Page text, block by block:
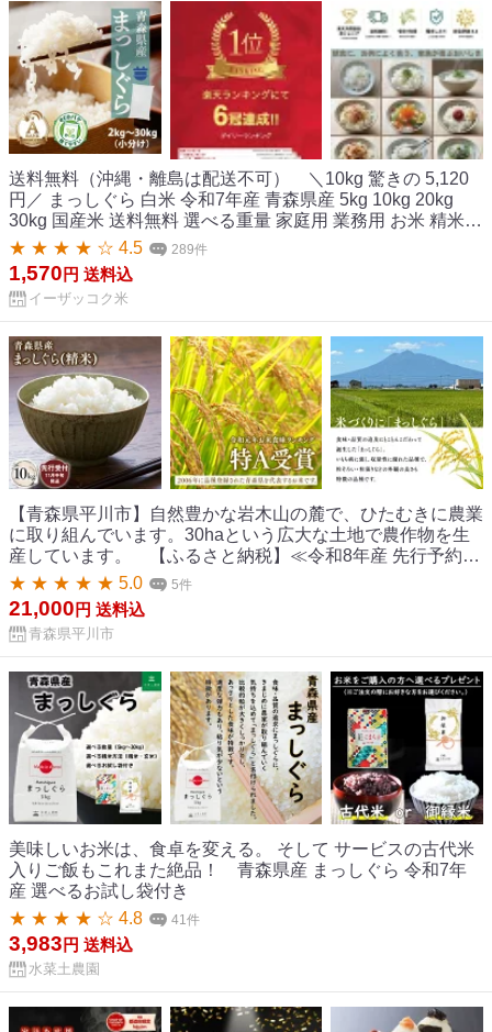
送料無料（沖縄・離島は配送不可） ＼10kg 驚きの 5,120
円／ まっしぐら 白米 令和7年産 青森県産 5kg 10kg 20kg
30kg 国産米 送料無料 選べる重量 家庭用 業務用 お米 精米
ごはん 人気 お買い得 5キロ 10キロ 20キロ 30キロ【まっし
ぐら米】715 1742 3455 6756 10078
★ ★ ★ ★ ☆ 4.5 289件
1,570 円 送料込
イーザッコク米
【青森県平川市】自然豊かな岩木山の麓で、ひたむきに農業
に取り組んでいます。30haという広大な土地で農作物を生
産しています。 【ふるさと納税】≪令和8年産 先行予約≫
11月中旬よりお届け! 青森県 平川市産 まっしぐら (精米)
10kg 【青森県 平川市】先行予約 米 お米 青森県産 産地直送
おにぎり 朝ご飯 冷めてもおいしい ご飯 コメ こめ 白米 ごは
ん ブランド米 特A 特A米 お取り寄せ グルメ
★ ★ ★ ★ ★ 5.0 5件
21,000 円 送料込
青森県平川市
美味しいお米は、食卓を変える。 そして サービスの古代米
入りご飯もこれまた絶品！ 青森県産 まっしぐら 令和7年
産 選べるお試し袋付き
★ ★ ★ ★ ☆ 4.8
41件
3,983 円 送料込
水菜土農園